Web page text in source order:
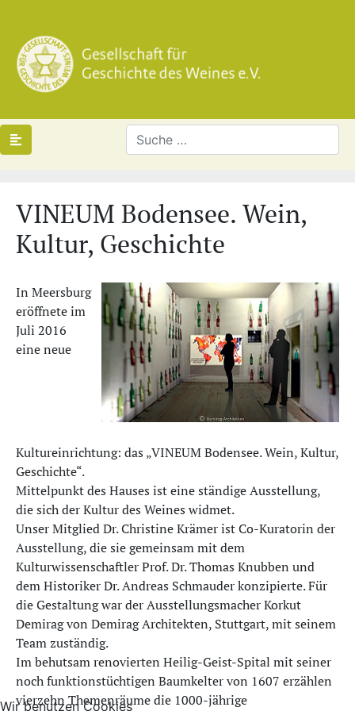
VINEUM Bodensee. Wein,
Kultur, Geschichte
In Meersburg
eröffnete im
Juli 2016
eine neue
Kultureinrichtung: das „VINEUM Bodensee. Wein, Kultur,
Geschichte“.
Mittelpunkt des Hauses ist eine ständige Ausstellung,
die sich der Kultur des Weines widmet.
Unser Mitglied Dr. Christine Krämer ist Co-Kuratorin der
Ausstellung, die sie gemeinsam mit dem
Kulturwissenschaftler Prof. Dr. Thomas Knubben und
dem Historiker Dr. Andreas Schmauder konzipierte. Für
die Gestaltung war der Ausstellungsmacher Korkut
Demirag von Demirag Architekten, Stuttgart, mit seinem
Team zuständig.
Im behutsam renovierten Heilig-Geist-Spital mit seiner
noch funktionstüchtigen Baumkelter von 1607 erzählen
vierzehn Themenräume die 1000-jährige
Wir benutzen Cookies